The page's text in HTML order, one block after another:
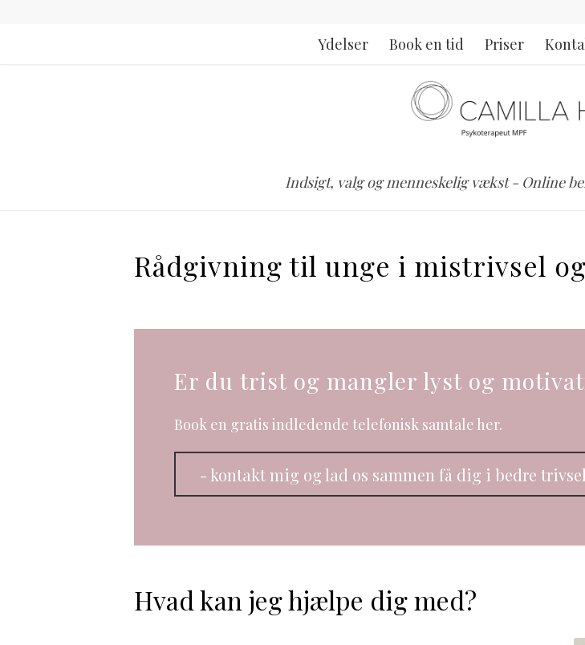
Ydelser Book en tid Priser
Indsigt, valg og menneskelig vækst - Online
Rådgivning til unge i mistrivsel
Er du trist og mangler lyst og
Book en gratis indledende telefonisk samtale her.
- kontakt mig og lad os sammen få dig i bedre trivsel
Hvad kan jeg hjælpe dig med?